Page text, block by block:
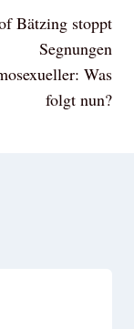
Bätzing stoppt
Segnungen
Was
folgt nun?